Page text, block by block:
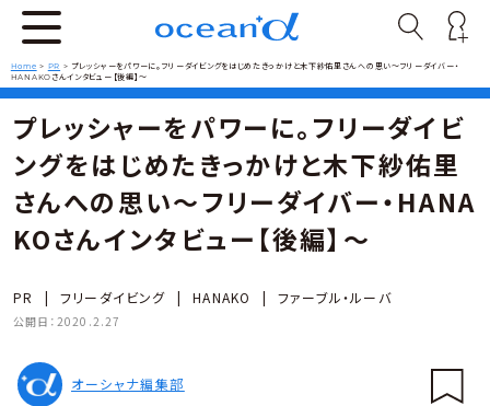
Home > PR > プレッシャーをパワーに。フリーダイビングをはじめたきっかけと木下紗佑里さんへの思い〜フリーダイバー・
HANAKOさんインタビュー【後編】〜
プレッシャーをパワーに。フリーダイビ
ングをはじめたきっかけと木下紗佑里
さんへの思い〜フリーダイバー・HANA
KOさんインタビュー【後編】〜
PR | フリーダイビング | HANAKO | ファーブル・ルーバ
公開日： 2020.2.27
オーシャナ編集部